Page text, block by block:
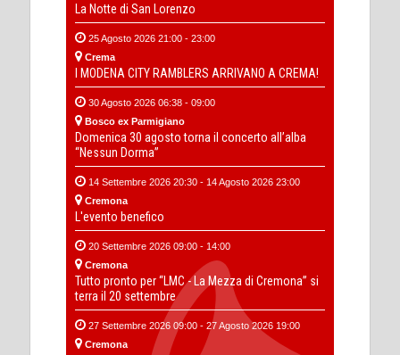
La Notte di San Lorenzo
25 Agosto 2026 21:00 - 23:00
Crema
I MODENA CITY RAMBLERS ARRIVANO A CREMA!
30 Agosto 2026 06:38 - 09:00
Bosco ex Parmigiano
Domenica 30 agosto torna il concerto all’alba
“Nessun Dorma”
14 Settembre 2026 20:30 - 14 Agosto 2026 23:00
Cremona
L'evento benefico
20 Settembre 2026 09:00 - 14:00
Cremona
Tutto pronto per “LMC - La Mezza di Cremona” si
terra il 20 settembre
27 Settembre 2026 09:00 - 27 Agosto 2026 19:00
Cremona